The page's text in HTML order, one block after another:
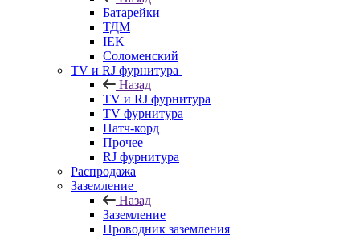
Батарейки
ТДМ
IEK
Соломенский
TV и RJ фурнитура
Назад
TV и RJ фурнитура
TV фурнитура
Патч-корд
Прочее
RJ фурнитура
Распродажа
Заземление
Назад
Заземление
Проводник заземления